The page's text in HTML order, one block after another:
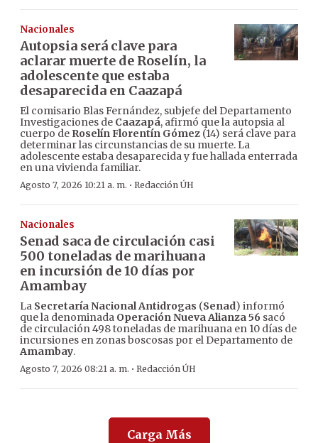
Nacionales
Autopsia será clave para
aclarar muerte de Roselín, la
adolescente que estaba
desaparecida en Caazapá
El comisario Blas Fernández, subjefe del Departamento
Investigaciones de Caazapá, afirmó que la autopsia al
cuerpo de Roselín Florentín Gómez (14) será clave para
determinar las circunstancias de su muerte. La
adolescente estaba desaparecida y fue hallada enterrada
en una vivienda familiar.
Agosto 7, 2026 10:21 a. m. · Redacción ÚH
Nacionales
Senad saca de circulación casi
500 toneladas de marihuana
en incursión de 10 días por
Amambay
La Secretaría Nacional Antidrogas (Senad) informó
que la denominada Operación Nueva Alianza 56 sacó
de circulación 498 toneladas de marihuana en 10 días de
incursiones en zonas boscosas por el Departamento de
Amambay.
Agosto 7, 2026 08:21 a. m. · Redacción ÚH
Carga Más